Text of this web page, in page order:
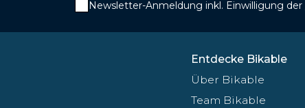
Newsletter-Anmeldung inkl. Einwilligung der
Entdecke Bikable
Über Bikable
Team Bikable